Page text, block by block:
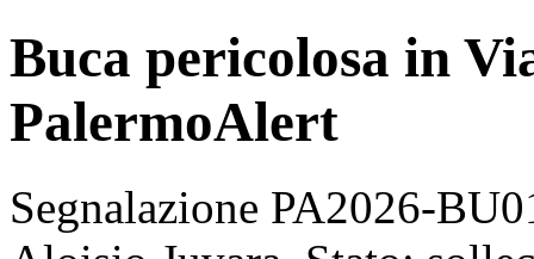
Buca pericolosa in
PalermoAlert
Segnalazione PA2026-